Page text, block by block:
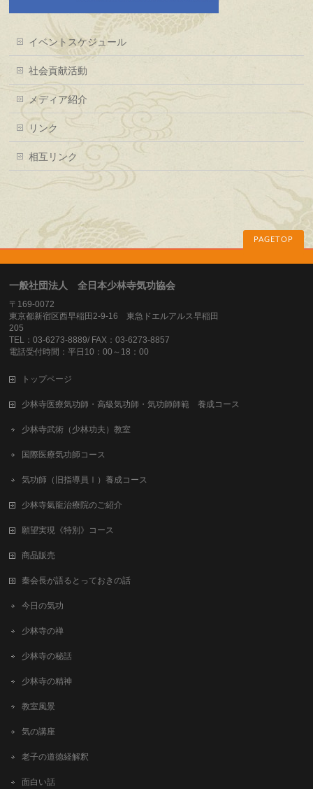
イベントスケジュール
社会貢献活動
メディア紹介
リンク
相互リンク
PAGETOP
一般社団法人 全日本少林寺気功協会
〒169-0072
東京都新宿区西早稲田2-9-16 東急ドエルアルス早稲田
205
TEL：03-6273-8889/ FAX：03-6273-8857
電話受付時間：平日10：00～18：00
トップページ
少林寺医療気功師・高級気功師・気功師師範 養成コース
少林寺武術（少林功夫）教室
国際医療気功師コース
気功師（旧指導員Ⅰ）養成コース
少林寺氣龍治療院のご紹介
願望実現《特別》コース
商品販売
秦会長が語るとっておきの話
今日の気功
少林寺の禅
少林寺の秘話
少林寺の精神
教室風景
気の講座
老子の道徳経解釈
面白い話